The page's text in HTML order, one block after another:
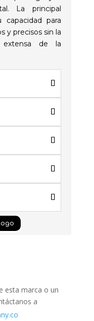
La principal
para
y precisos sin la
extensa de la
esta marca o un
a